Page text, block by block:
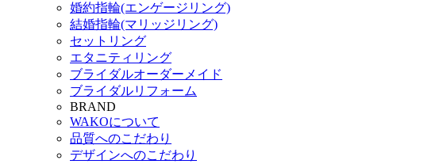
婚約指輪(エンゲージリング)
結婚指輪(マリッジリング)
セットリング
エタニティリング
ブライダルオーダーメイド
ブライダルリフォーム
BRAND
WAKOについて
品質へのこだわり
デザインへのこだわり